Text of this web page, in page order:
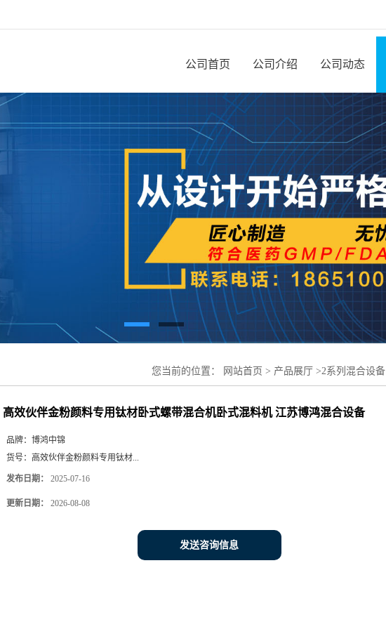
公司首页 公司介绍 公司动态
您当前的位置： 网站首页 > 产品展厅 >2系列混合设备
高效伙伴金粉颜料专用钛材卧式螺带混合机卧式混料机 江苏博鸿混合设备
品牌： 博鸿中锦
货号： 高效伙伴金粉颜料专用钛材...
发布日期： 2025-07-16
更新日期： 2026-08-08
发送咨询信息